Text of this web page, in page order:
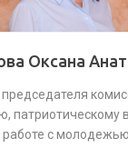
Оксана
патриотическому
работе с молодежью